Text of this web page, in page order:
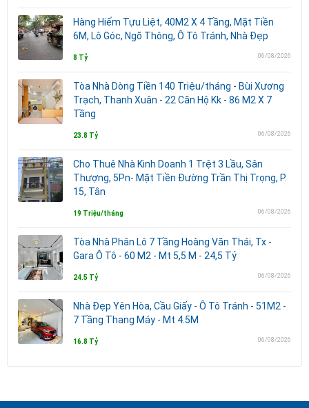
Hàng Hiếm Tựu Liệt, 40M2 X 4 Tầng, Mặt Tiền
6M, Lô Góc, Ngõ Thông, Ô Tô Tránh, Nhà Đẹp
8 Tỷ 06/08/2026
Tòa Nhà Dòng Tiền 140 Triệu/tháng - Bùi Xương
Trạch, Thanh Xuân - 22 Căn Hộ Kk - 86 M2 X 7
Tầng
23.8 Tỷ 06/08/2026
Cho Thuê Nhà Kinh Doanh 1 Trệt 3 Lầu, Sân
Thượng, 5Pn- Mặt Tiền Đường Trần Thị Trọng, P.
15, Tân
19 Triệu/tháng 06/08/2026
Tòa Nhà Phân Lô 7 Tầng Hoàng Văn Thái, Tx -
Gara Ô Tô - 60 M2 - Mt 5,5 M - 24,5 Tỷ
24.5 Tỷ 06/08/2026
Nhà Đẹp Yên Hòa, Cầu Giấy - Ô Tô Tránh - 51M2 -
7 Tầng Thang Máy - Mt 4.5M
16.8 Tỷ 06/08/2026